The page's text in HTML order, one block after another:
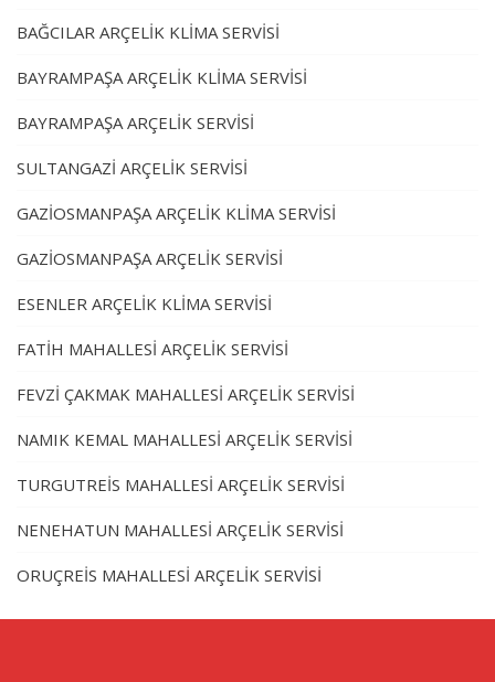
BAĞCILAR ARÇELİK KLİMA SERVİSİ
BAYRAMPAŞA ARÇELİK KLİMA SERVİSİ
BAYRAMPAŞA ARÇELİK SERVİSİ
SULTANGAZİ ARÇELİK SERVİSİ
GAZİOSMANPAŞA ARÇELİK KLİMA SERVİSİ
GAZİOSMANPAŞA ARÇELİK SERVİSİ
ESENLER ARÇELİK KLİMA SERVİSİ
FATİH MAHALLESİ ARÇELİK SERVİSİ
FEVZİ ÇAKMAK MAHALLESİ ARÇELİK SERVİSİ
NAMIK KEMAL MAHALLESİ ARÇELİK SERVİSİ
TURGUTREİS MAHALLESİ ARÇELİK SERVİSİ
NENEHATUN MAHALLESİ ARÇELİK SERVİSİ
ORUÇREİS MAHALLESİ ARÇELİK SERVİSİ